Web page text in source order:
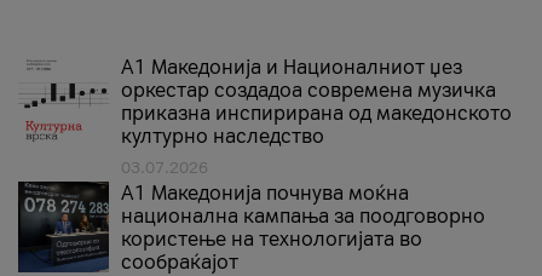
А1 Македонија и Националниот џез
оркестар создадоа современа музичка
приказна инспирирана од македонското
културно наследство
03.07.2026
A1 Македонија почнува моќна
национална кампања за поодговорно
користење на технологијата во
сообраќајот